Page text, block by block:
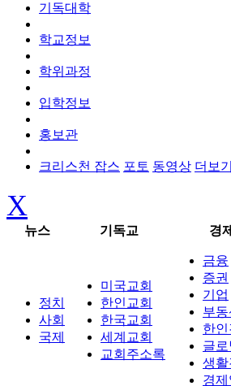
기독대학
학교정보
학위과정
입학정보
홍보관
크리스천 잡스 포토 동영상 더보기
X
뉴스 기독교 경제
정치
사회
국제
미국교회
한인교회
한국교회
세계교회
교회주소록
금융
증권
기업
부
한인
글로
생활
경